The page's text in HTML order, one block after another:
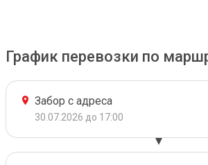
График перевозки по
Забор с адреса
30.07.2026 до 17:00